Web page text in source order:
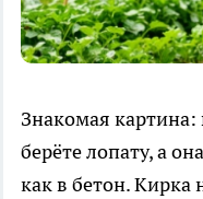
Знакомая картина:
берёте лопату, а
как в бетон. Кирка